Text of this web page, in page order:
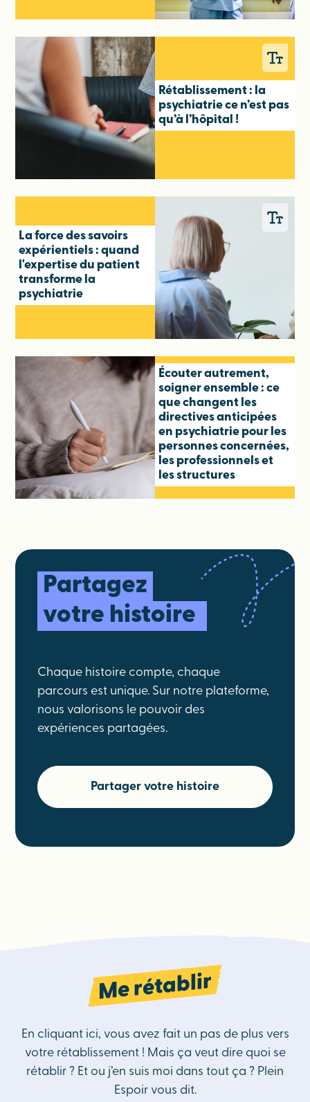
Rétablissement : la
psychiatrie ce n’est pas
qu’à l’hôpital !
La force des savoirs
expérientiels : quand
l'expertise du patient
transforme la
psychiatrie
Écouter autrement,
soigner ensemble : ce
que changent les
directives anticipées
en psychiatrie pour les
personnes concernées,
les professionnels et
les structures
Partagez
votre histoire
Chaque histoire compte, chaque
parcours est unique. Sur notre plateforme,
nous valorisons le pouvoir des
expériences partagées.
Partager votre histoire
Me rétablir
En cliquant ici, vous avez fait un pas de plus vers
votre rétablissement ! Mais ça veut dire quoi se
rétablir ? Et ou j’en suis moi dans tout ça ? Plein
Espoir vous dit.